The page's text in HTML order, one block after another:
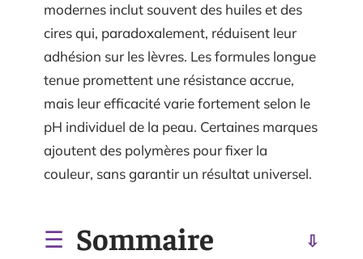
modernes inclut souvent des huiles et des
cires qui, paradoxalement, réduisent leur
adhésion sur les lèvres. Les formules longue
tenue promettent une résistance accrue,
mais leur efficacité varie fortement selon le
pH individuel de la peau. Certaines marques
ajoutent des polymères pour fixer la
couleur, sans garantir un résultat universel.
Sommaire